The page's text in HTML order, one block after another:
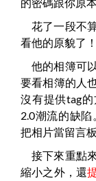
花了一段不
看他的原貌了！
他的相簿可
要看相簿的人
沒有提供tag
2.0潮流的缺
把相片當留言
接下來重點
縮小之外，還